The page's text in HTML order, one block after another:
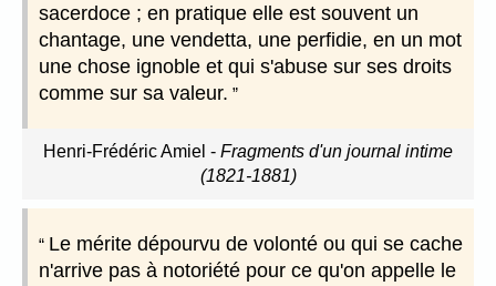
sacerdoce ; en pratique elle est souvent un
chantage, une vendetta, une perfidie, en un mot
une chose ignoble et qui s'abuse sur ses droits
comme sur sa valeur.
Henri-Frédéric Amiel - Fragments d'un journal intime
(1821-1881)
Le mérite dépourvu de volonté ou qui se cache
n'arrive pas à notoriété pour ce qu'on appelle le